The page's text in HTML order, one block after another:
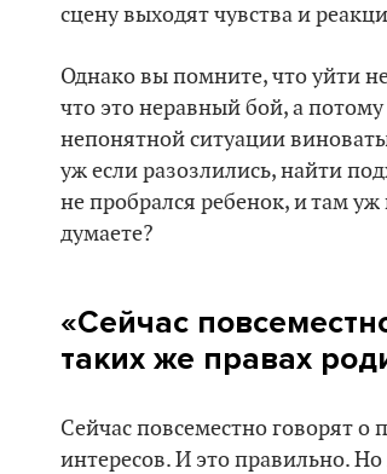
сцену выходят чувства и
Однако вы помните, что уйти
что это неравный бой, а
непонятной ситуации
уж если разозлились, найти
не пробрался ребенок, и там уж
думаете?
«Сейчас
таких же правах
Сейчас повсеместно говорят о
интересов. И это правильно.